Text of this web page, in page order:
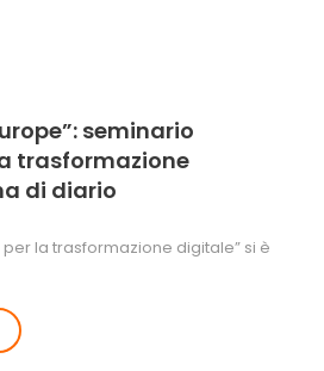
seminario
trasformazione
di diario
la trasformazione digitale” si è